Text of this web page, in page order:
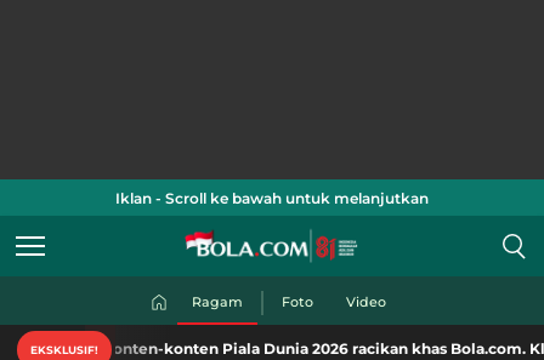
Iklan - Scroll ke bawah untuk melanjutkan
Ragam Foto Video
EKSKLUSIF!
konten Piala Dunia 2026 racikan khas Bola.com. Klik di sini!